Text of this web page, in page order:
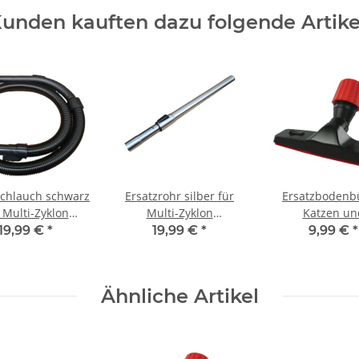
kauften dazu folgende
schwarz
Zyklon
€ *
Ersatzrohr silber für
Multi-Zyklon
Staubsauger
19,99 € *
Katzen
9,99 € *
Ähnliche Artikel